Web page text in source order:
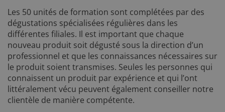
Les 50 unités de formation sont complétées par des
dégustations spécialisées régulières dans les
différentes filiales. Il est important que chaque
nouveau produit soit dégusté sous la direction d’un
professionnel et que les connaissances nécessaires sur
le produit soient transmises. Seules les personnes qui
connaissent un produit par expérience et qui l’ont
littéralement vécu peuvent également conseiller notre
clientèle de manière compétente.